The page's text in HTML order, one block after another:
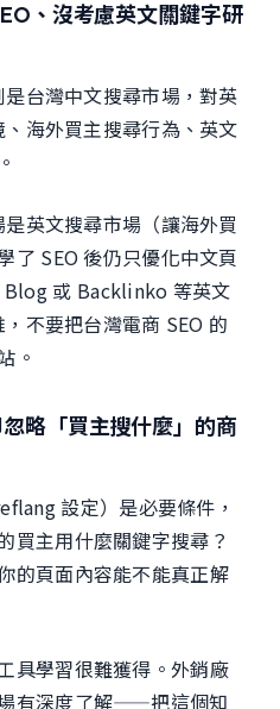
、沒考慮英文關鍵字研
台灣中文搜尋市場，對英
海外買主搜尋行為、英文
英文搜尋市場（讓海外買
了 SEO 後仍只優化中文頁
Blog 或 Backlinko 等英文
不要把台灣電商 SEO 的
。
略「買主搜什麼」的商
設定）是必要條件，
買主用什麼關鍵字搜尋？
的頁面內容能不能真正解
具學習很難獲得。外銷廠
有深度了解——把這個知